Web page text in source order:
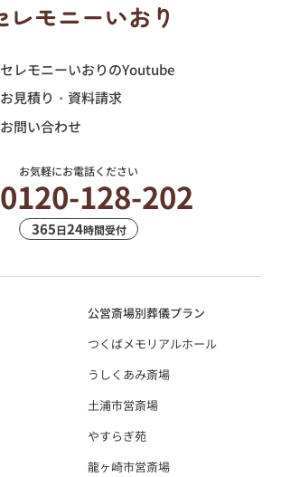
セレモニーいおりのYoutube
お見積り・資料請求
お問い合わせ
お気軽にお電話ください
0120-128-202
365日24時間受付
公営斎場別葬儀プラン
つくばメモリアルホール
うしくあみ斎場
土浦市営斎場
やすらぎ苑
龍ヶ崎市営斎場